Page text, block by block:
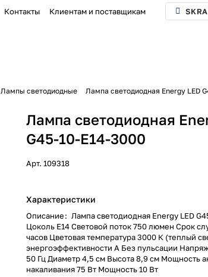
Контакты Клиентам и поставщикам
Лампы светодиодные Лампа светодиодная Energy LED
Лампа светодиодная
G45-10-E14-3000
Арт.109318
Характеристики
Описание: Лампа светодиодная Energy LED
Цоколь E14 Световой поток 750 люмен Срок
часов Цветовая температура 3000 К (теплый
энергоэффективности А Без пульсации
50 Гц Диаметр 4,5 см Высота 8,9 см Мощность
накаливания 75 Вт Мощность 10 Вт